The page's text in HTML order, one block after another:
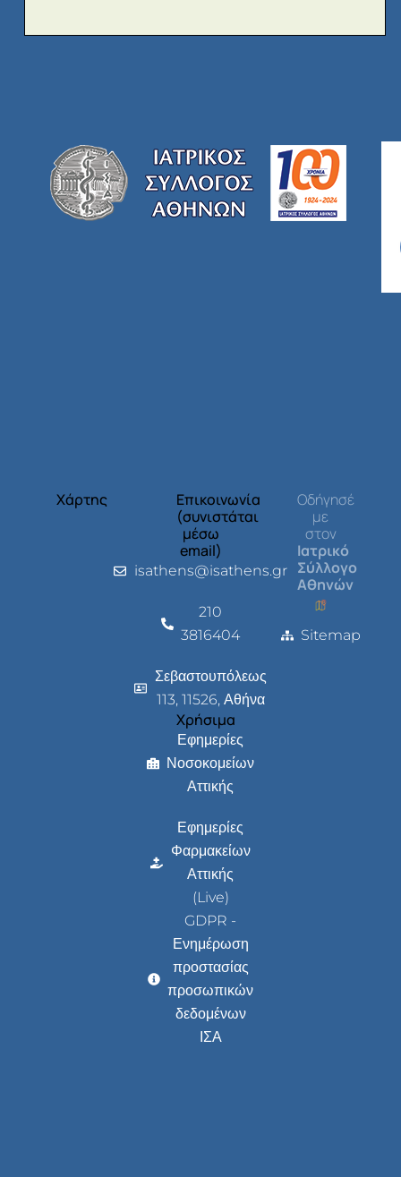
Χάρτης
Επικοινωνία
(συνιστάται
μέσω
email)
isathens@isathens.gr
210
3816404
Σεβαστουπόλεως
113, 11526, Αθήνα
Χρήσιμα
Εφημερίες
Νοσοκομείων
Αττικής
Εφημερίες
Φαρμακείων
Αττικής
(Live)
GDPR -
Ενημέρωση
προστασίας
προσωπικών
δεδομένων
ΙΣΑ
Οδήγησέ
με
στον
Ιατρικό
Σύλλογο
Αθηνών
Sitemap